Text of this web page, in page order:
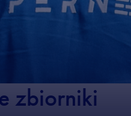
zbiorniki